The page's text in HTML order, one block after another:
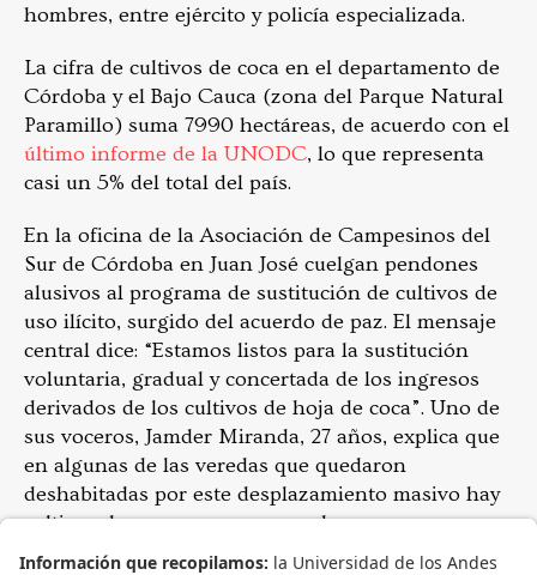
hombres, entre ejército y policía especializada.
La cifra de cultivos de coca en el departamento de
Córdoba y el Bajo Cauca (zona del Parque Natural
Paramillo) suma 7990 hectáreas, de acuerdo con el
último informe de la UNODC, lo que representa
casi un 5% del total del país.
En la oficina de la Asociación de Campesinos del
Sur de Córdoba en Juan José cuelgan pendones
alusivos al programa de sustitución de cultivos de
uso ilícito, surgido del acuerdo de paz. El mensaje
central dice: “Estamos listos para la sustitución
voluntaria, gradual y concertada de los ingresos
derivados de los cultivos de hoja de coca”. Uno de
sus voceros, Jamder Miranda, 27 años, explica que
en algunas de las veredas que quedaron
deshabitadas por este desplazamiento masivo hay
cultivos de coca, pero que son de personas que no
firmaron el acuerdo colectivo de sustitución con el